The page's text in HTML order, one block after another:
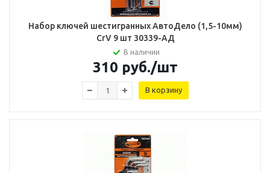
Набор ключей шестигранных АвтоДело (1,5-10мм)
CrV 9 шт 30339-АД
В наличии
310 руб./шт
В корзину